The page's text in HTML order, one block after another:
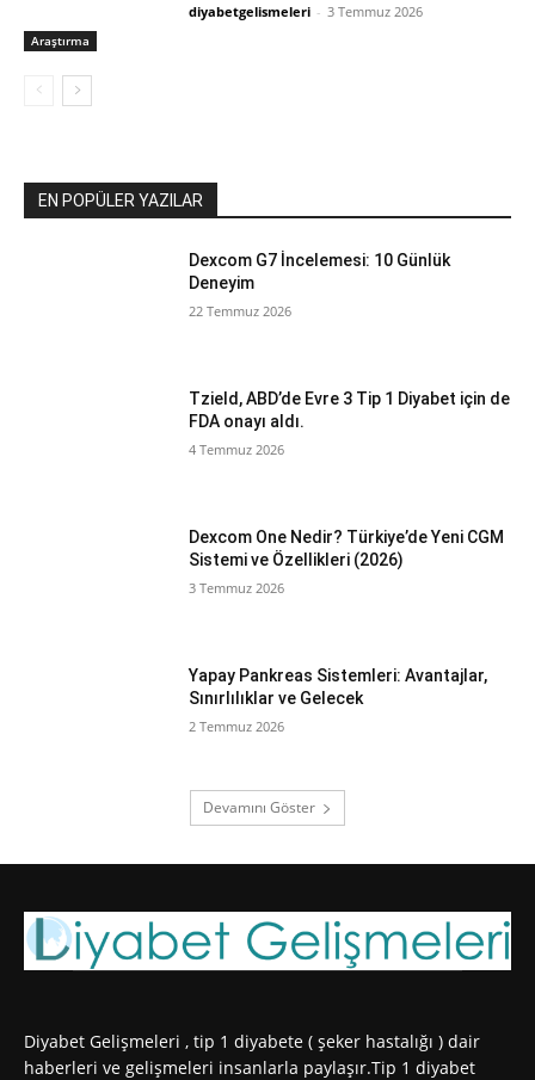
Araştırma
diyabetgelismeleri - 3 Temmuz 2026
EN POPÜLER YAZILAR
Dexcom G7 İncelemesi: 10 Günlük
Deneyim
22 Temmuz 2026
Tzield, ABD’de Evre 3 Tip 1 Diyabet için de
FDA onayı aldı.
4 Temmuz 2026
Dexcom One Nedir? Türkiye’de Yeni CGM
Sistemi ve Özellikleri (2026)
3 Temmuz 2026
Yapay Pankreas Sistemleri: Avantajlar,
Sınırlılıklar ve Gelecek
2 Temmuz 2026
Devamını Göster
Diyabet Gelişmeleri , tip 1 diyabete ( şeker hastalığı ) dair
haberleri ve gelişmeleri insanlarla paylaşır.Tip 1 diyabet